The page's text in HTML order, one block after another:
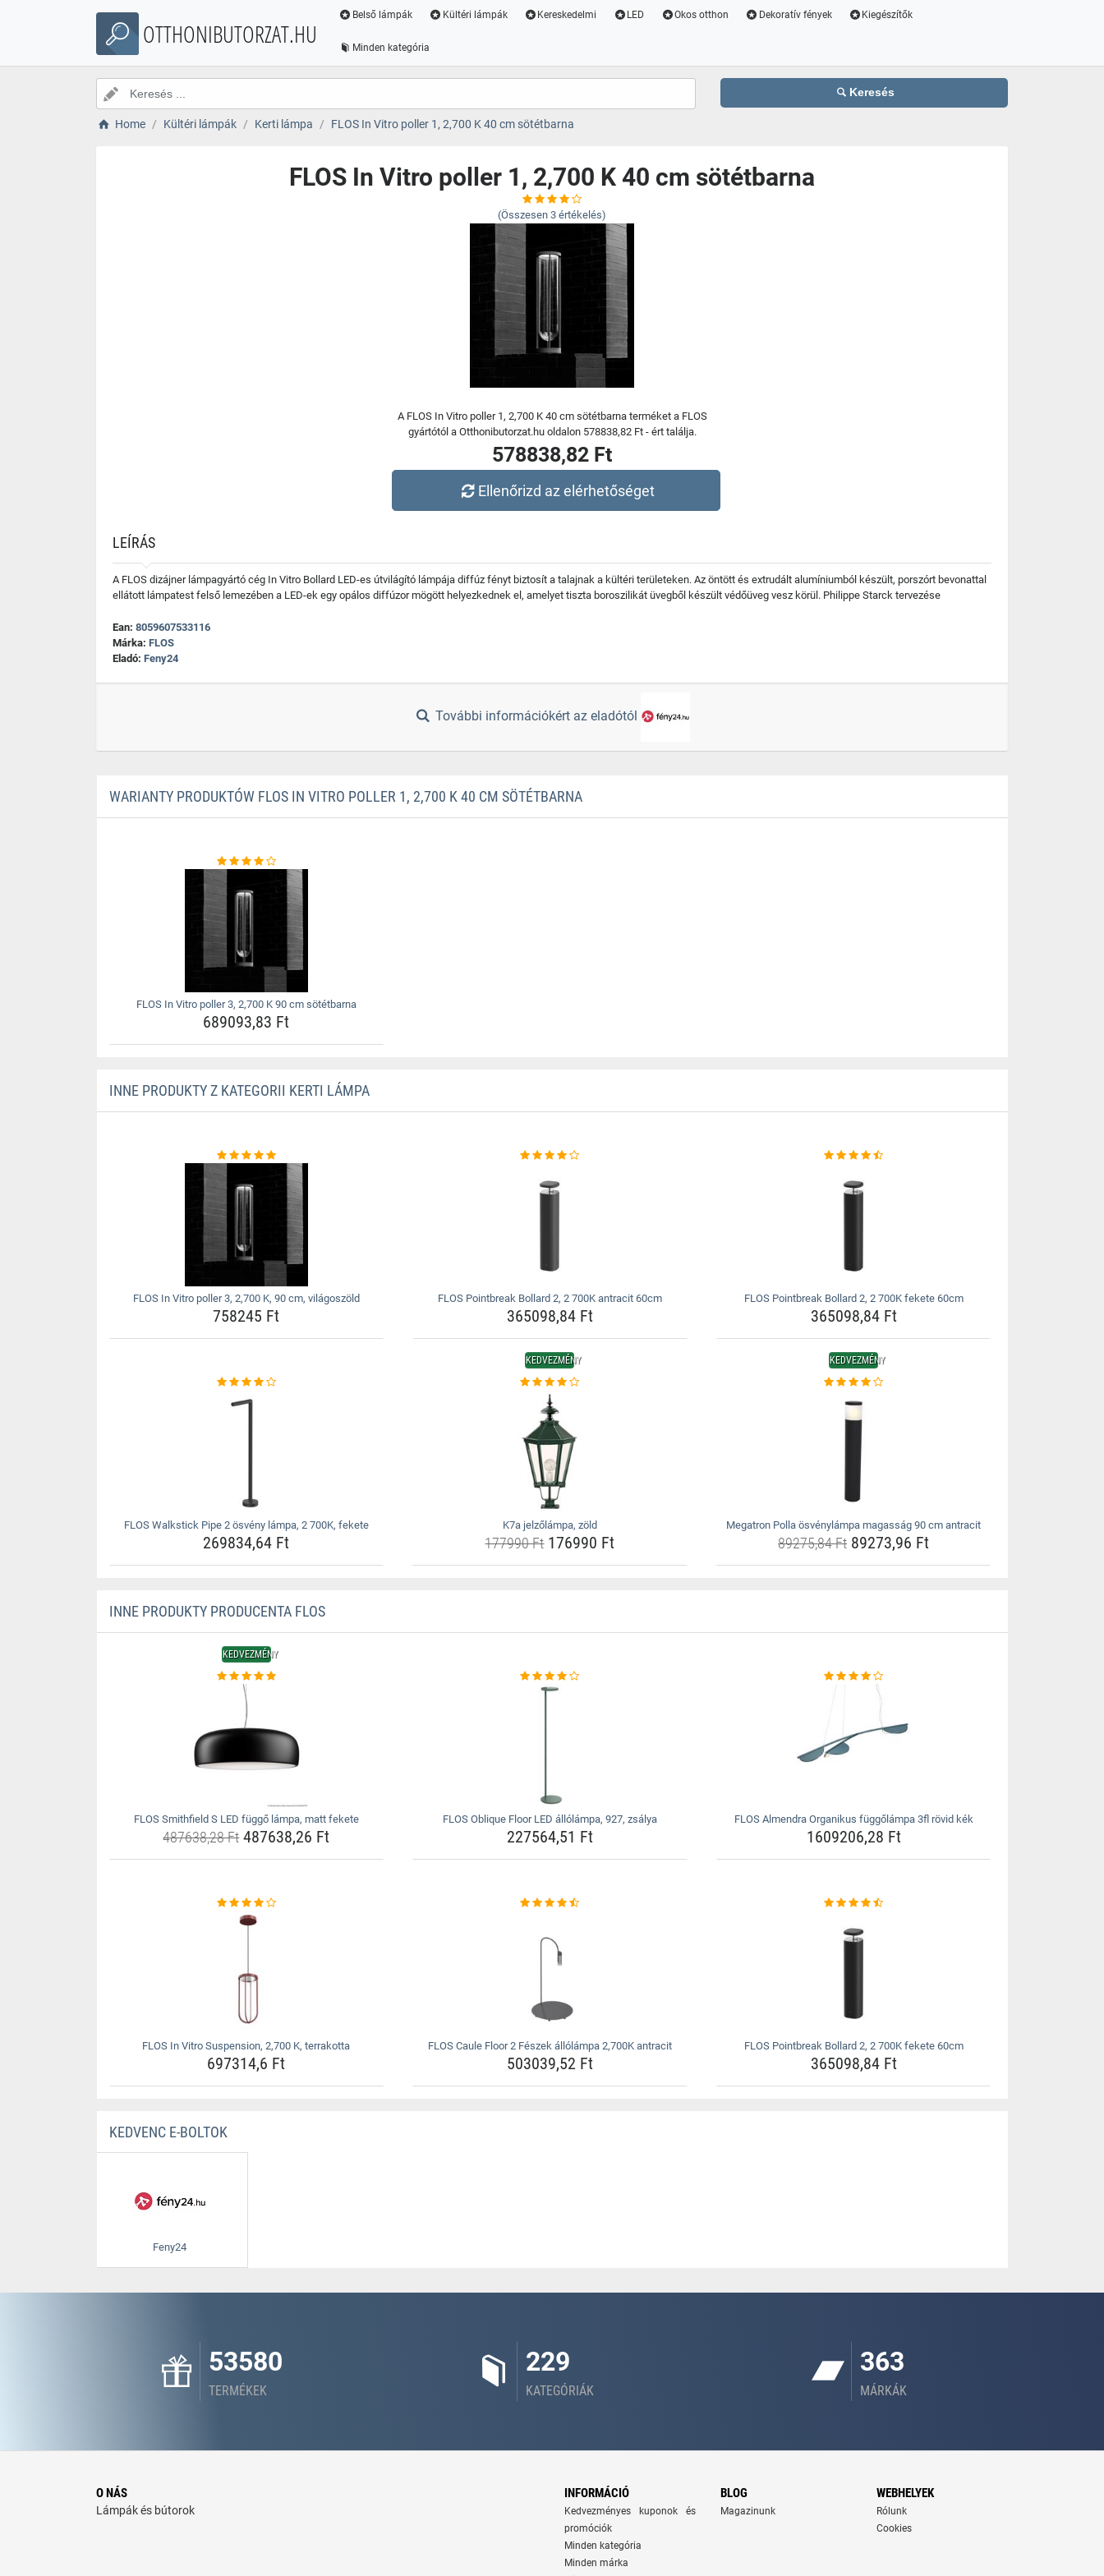
OTTHONIBUTORZAT.HU
Belső lámpák Kültéri lámpák Kereskedelmi LED Okos otthon Dekoratív fények Kiegészítők
Minden kategória
Keresés
Home Kültéri lámpák Kerti lámpa FLOS In Vitro poller 1, 2,700 K 40 cm sötétbarna
FLOS In Vitro poller 1, 2,700 K 40 cm sötétbarna
(Összesen 3 értékelés)
A FLOS In Vitro poller 1, 2,700 K 40 cm sötétbarna terméket a FLOS
gyártótól a Otthonibutorzat.hu oldalon 578838,82 Ft - ért találja.
578838,82 Ft
Ellenőrizd az elérhetőséget
LEÍRÁS
A FLOS dizájner lámpagyártó cég In Vitro Bollard LED-es útvilágító lámpája diffúz fényt biztosít a talajnak a kültéri területeken. Az öntött és extrudált alumíniumból készült, porszórt bevonattal
ellátott lámpatest felső lemezében a LED-ek egy opálos diffúzor mögött helyezkednek el, amelyet tiszta boroszilikát üvegből készült védőüveg vesz körül. Philippe Starck tervezése
Ean: 8059607533116
Márka: FLOS
Eladó: Feny24
További információkért az eladótól
WARIANTY PRODUKTÓW FLOS IN VITRO POLLER 1, 2,700 K 40 CM SÖTÉTBARNA
FLOS In Vitro poller 3, 2,700 K 90 cm sötétbarna
689093,83 Ft
INNE PRODUKTY Z KATEGORII KERTI LÁMPA
FLOS In Vitro poller 3, 2,700 K, 90 cm, világoszöld
758245 Ft
FLOS Pointbreak Bollard 2, 2 700K antracit 60cm
365098,84 Ft
FLOS Pointbreak Bollard 2, 2 700K fekete 60cm
365098,84 Ft
FLOS Walkstick Pipe 2 ösvény lámpa, 2 700K, fekete
269834,64 Ft
KEDVEZMÉNY
K7a jelzőlámpa, zöld
177990 Ft176990 Ft
KEDVEZMÉNY
Megatron Polla ösvénylámpa magasság 90 cm antracit
89275,84 Ft 89273,96 Ft
INNE PRODUKTY PRODUCENTA FLOS
KEDVEZMÉNY
FLOS Smithfield S LED függő lámpa, matt fekete
487638,28 Ft487638,26 Ft
FLOS Oblique Floor LED állólámpa, 927, zsálya
227564,51 Ft
FLOS Almendra Organikus függőlámpa 3fl rövid kék
1609206,28 Ft
FLOS In Vitro Suspension, 2,700 K, terrakotta
697314,6 Ft
FLOS Caule Floor 2 Fészek állólámpa 2,700K antracit
503039,52 Ft
FLOS Pointbreak Bollard 2, 2 700K fekete 60cm
365098,84 Ft
KEDVENC E-BOLTOK
Feny24
53580
TERMÉKEK
229
KATEGÓRIÁK
363
MÁRKÁK
O NÁS
Lámpák és bútorok
INFORMÁCIÓ
Kedvezményes kuponok és
promóciók
Minden kategória
Minden márka
BLOG
Magazinunk
WEBHELYEK
Rólunk
Cookies